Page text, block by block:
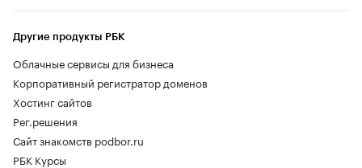
Другие продукты РБК
Облачные сервисы для бизнеса
Корпоративный регистратор доменов
Хостинг сайтов
Рег.решения
Сайт знакомств podbor.ru
РБК Курсы